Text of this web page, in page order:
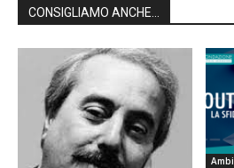
CONSIGLIAMO ANCHE...